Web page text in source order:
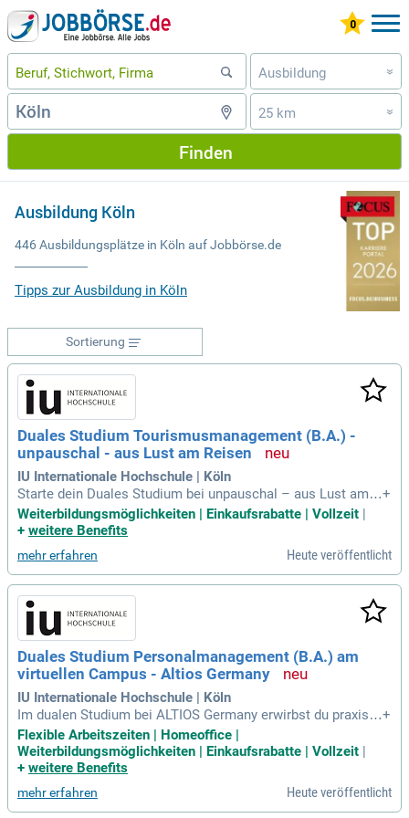
Ausbildung »
25 km »
Finden
Ausbildung Köln
446 Ausbildungsplätze in Köln auf Jobbörse.de
Tipps zur Ausbildung in Köln
Sortierung
Duales Studium Tourismusmanagement (B.A.) -
unpauschal - aus Lust am Reisen
IU Internationale Hochschule | Köln
Starte dein Duales Studium bei unpauschal – aus Lust am R
eisen in der Kölner Südstadt. Erlebe spannende Lehrveranst
altungen an zwei Tagen in der Woche am Campus. Vertiefe
on unserer Erfahrung als Reiseagentur. Wir bieten individuell
e Reisen und agieren direkt mit Zielgebietsagenturen. Werde
Teil unseres dynamischen Teams und beginne am 1. Oktobe
r 2026. Der Clou: Du zahlst keine Studiengebühren, denn die
se übernehmen wir für dich! Bewirb dich jetzt und starte dei
ne Karriere in der Reisebranche!
+
Weiterbildungsmöglichkeiten | Einkaufsrabatte | Vollzeit |
+ weitere Benefits
mehr erfahren Heute veröffentlicht
Duales Studium Personalmanagement (B.A.) am
virtuellen Campus - Altios Germany
IU Internationale Hochschule | Köln
Im dualen Studium bei ALTIOS Germany erwirbst du praxisn
ahe Erfahrungen und theoretisches Wissen online. Unsere A
kkreditierung als modernes Fernstudium garantiert höchste
Bildungsstandards. Als langjährige Unternehmensberatung
n bei der Internationalisierung. Mit 40 Büros in über 25 Länd
ern bieten wir maßgeschneiderte Marktstrategien und opera
+
Flexible Arbeitszeiten | Homeoffice |
Weiterbildungsmöglichkeiten | Einkaufsrabatte | Vollzeit
+ weitere Benefits
mehr erfahren Heute veröffentlicht